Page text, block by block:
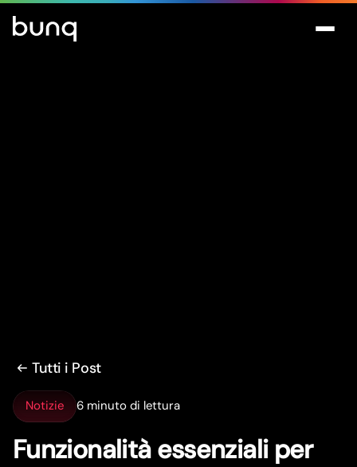
Tutti i Post
Notizie 6 minuto di lettura
Funzionalità essenziali per